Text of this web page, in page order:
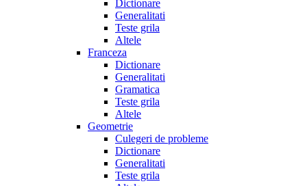
Dictionare
Generalitati
Teste grila
Altele
Franceza
Dictionare
Generalitati
Gramatica
Teste grila
Altele
Geometrie
Culegeri de probleme
Dictionare
Generalitati
Teste grila